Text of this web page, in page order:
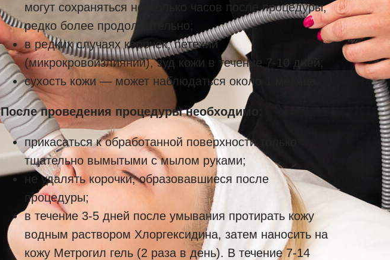
могут сохраняться несколько часов после процедуры,
редко более продолжительно;
в редких случаях корочек, петехий
(микрокровоизлияний), зуд кожи в течение 7-10 дней;
сухость кожи — может наблюдаться около 1 месяца.
После проведения процедуры необходимо:
прикасаться к обработанной поверхности только
тщательно вымытыми с мылом руками;
не удалять корочки, образовавшиеся после
процедуры;
в течение 3-5 дней после умывания протирать кожу
водным раствором Хлоргексидина, затем наносить на
кожу Метрогил гель (2 раза в день). В течение 7-14